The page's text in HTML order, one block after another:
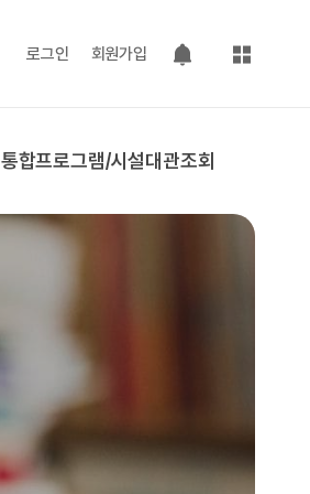
로그인 회원가입
팝업 열기
사이트맵
통합프로그램/시설대관조회